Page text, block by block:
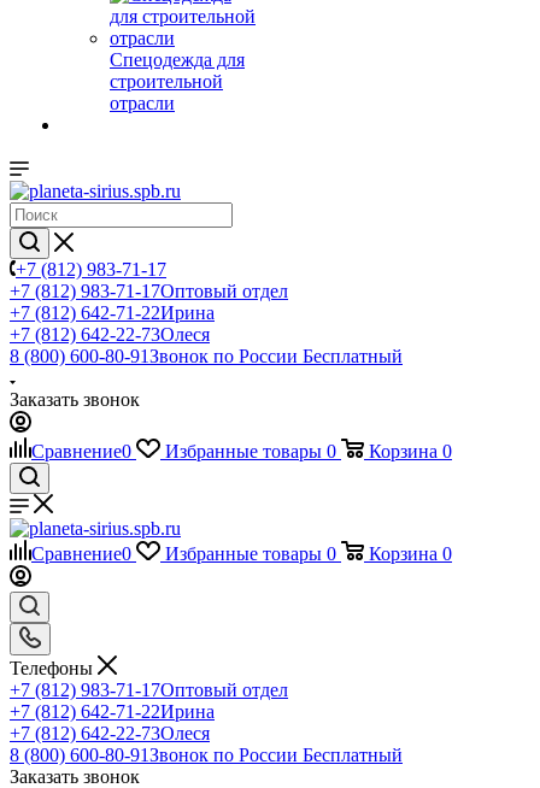
Спецодежда для
строительной
отрасли
+7 (812) 983-71-17
+7 (812) 983-71-17Оптовый отдел
+7 (812) 642-71-22Ирина
+7 (812) 642-22-73Олеся
8 (800) 600-80-91Звонок по России Бесплатный
Заказать звонок
Сравнение0 Избранные товары 0 Корзина 0
Сравнение0 Избранные товары 0 Корзина 0
Телефоны
+7 (812) 983-71-17Оптовый отдел
+7 (812) 642-71-22Ирина
+7 (812) 642-22-73Олеся
8 (800) 600-80-91Звонок по России Бесплатный
Заказать звонок